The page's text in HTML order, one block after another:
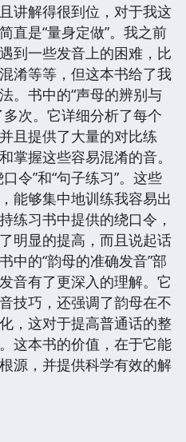
讲解得很到位，对于我这
直是“量身定做”。我之前
到一些发音上的困难，比
淆等等，但这本书给了我
。书中的“声母的辨别与
次。它详细分析了每个
且提供了大量的对比练
掌握这些容易混淆的音。
令”和“句子练习”。这些
能够集中地训练我容易出
练习书中提供的绕口令，
明显的提高，而且说起话
中的“韵母的准确发音”部
音有了更深入的理解。它
技巧，还强调了韵母在不
，这对于提高普通话的整
这本书的价值，在于它能
源，并提供科学有效的解